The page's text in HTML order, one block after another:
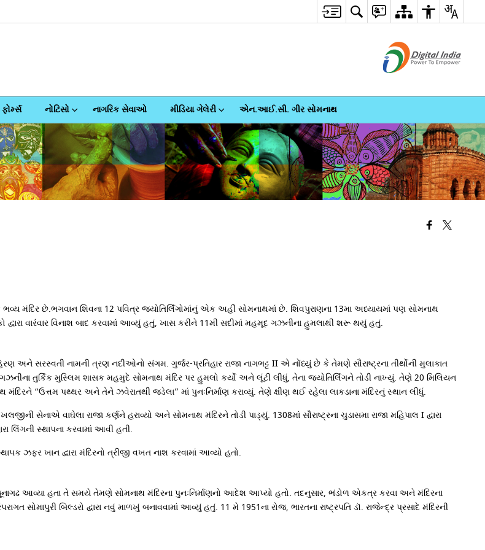
ફોર્મ્સ નોટિસો નાગરિક સેવાઓ મીડિયા ગેલેરી એન.આઈ.સી. ગીર સોમનાથ
મંદિર છે.ભગવાન શિવના 12 પવિત્ર જ્યોતિર્લિંગોમાંનું એક અહીં સોમનાથમાં છે. શિવપુરાણના 13મા અધ્યાયમાં પણ સોમનાથ
વારંવાર વિનાશ બાદ કરવામાં આવ્યું હતું, ખાસ કરીને 11મી સદીમાં મહમૂદ ગઝનીના હુમલાથી શરૂ થયું હતું.
અને સરસ્વતી નામની ત્રણ નદીઓનો સંગમ. ગુર્જર-પ્રતિહાર રાજા નાગભટ્ટ II એ નોંધ્યું છે કે તેમણે સૌરાષ્ટ્રના તીર્થોની મુલાકાત
તુર્કિક મુસ્લિમ શાસક મહમુદે સોમનાથ મંદિર પર હુમલો કર્યો અને લૂંટી લીધું, તેના જ્યોતિર્લિંગને તોડી નાખ્યું. તેણે 20 મિલિયન
“ઉત્તમ પથ્થર અને તેને ઝવેરાતથી જડેલા” માં પુનઃનિર્માણ કરાવ્યું. તેણે ક્ષીણ થઈ રહેલા લાકડાના મંદિરનું સ્થાન લીધું.
સેનાએ વાઘેલા રાજા કર્ણને હરાવ્યો અને સોમનાથ મંદિરને તોડી પાડ્યું. 1308માં સૌરાષ્ટ્રના ચુડાસમા રાજા મહિપાલ I દ્વારા
લિંગની સ્થાપના કરવામાં આવી હતી.
ઝફર ખાન દ્વારા મંદિરનો ત્રીજી વખત નાશ કરવામાં આવ્યો હતો.
આવ્યા હતા તે સમયે તેમણે સોમનાથ મંદિરના પુનઃનિર્માણનો આદેશ આપ્યો હતો. તદનુસાર, ભંડોળ એકત્ર કરવા અને મંદિરના
સોમાપુરી બિલ્ડરો દ્વારા નવું માળખું બનાવવામાં આવ્યું હતું. 11 મે 1951ના રોજ, ભારતના રાષ્ટ્રપતિ ડૉ. રાજેન્દ્ર પ્રસાદે મંદિરની